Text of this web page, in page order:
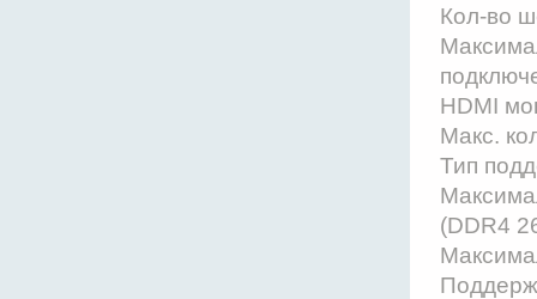
Кол-во
HDMI
Макс.
Тип
(DDR4